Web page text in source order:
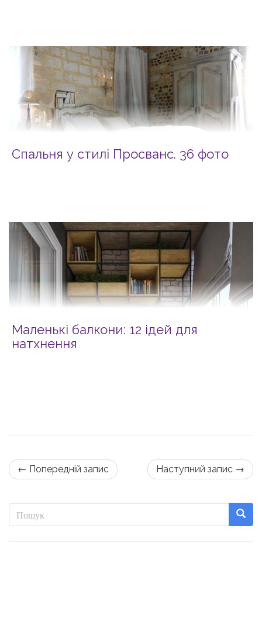
Спальня у стилі Просванс. 36 фото
Маленькі балкони: 12 ідей для
натхнення
← Попередній запис Наступний запис →